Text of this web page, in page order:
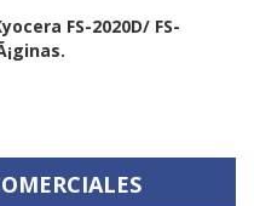
FS-2020D/ FS-